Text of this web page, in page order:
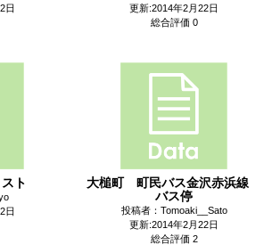
日
更新:2014年2月22日
総合評価 0
ト
日
大槌町 町民バス金沢赤浜線
バス停
投稿者：Tomoaki__Sato
更新:2014年2月22日
総合評価 2